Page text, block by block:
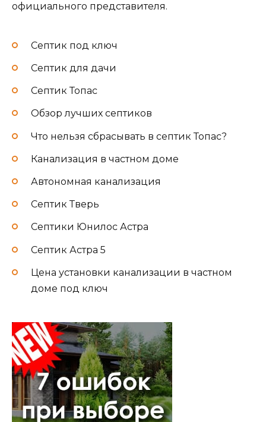
официального представителя.
Септик под ключ
Септик для дачи
Септик Топас
Обзор лучших септиков
Что нельзя сбрасывать в септик Топас?
Канализация в частном доме
Автономная канализация
Септик Тверь
Септики Юнилос Астра
Септик Астра 5
Цена установки канализации в частном
доме под ключ